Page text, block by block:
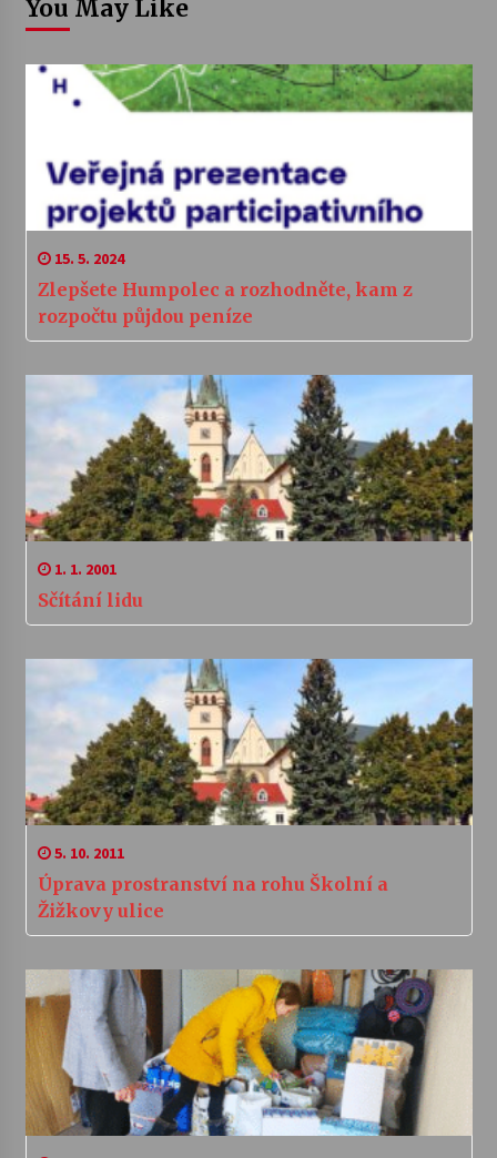
You May Like
15. 5. 2024
Zlepšete Humpolec a rozhodněte, kam z
rozpočtu půjdou peníze
1. 1. 2001
Sčítání lidu
5. 10. 2011
Úprava prostranství na rohu Školní a
Žižkovy ulice